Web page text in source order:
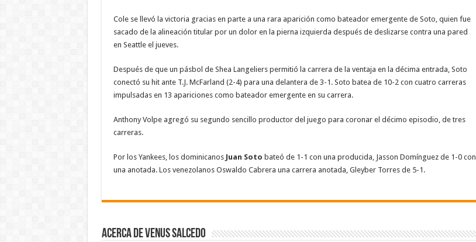
Cole se llevó la victoria gracias en parte a una rara aparición como bateador emergente de Soto, quien fue
sacado de la alineación titular por un dolor en la pierna izquierda después de deslizarse contra una pared
en Seattle el jueves.
Después de que un pásbol de Shea Langeliers permitió la carrera de la ventaja en la décima entrada, Soto
conectó su hit ante T.J. McFarland (2-4) para una delantera de 3-1. Soto batea de 10-2 con cuatro carreras
impulsadas en 13 apariciones como bateador emergente en su carrera.
Anthony Volpe agregó su segundo sencillo productor del juego para coronar el décimo episodio, de tres
carreras.
Por los Yankees, los dominicanos Juan Soto bateó de 1-1 con una producida, Jasson Domínguez de 1-0 con
una anotada. Los venezolanos Oswaldo Cabrera una carrera anotada, Gleyber Torres de 5-1.
Acerca de Venus Salcedo